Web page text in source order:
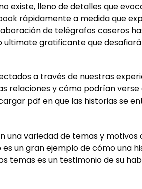
existe, lleno de detalles que
rápidamente a medida que
de telégrafos caseros
gratificante que
a través de nuestras
relaciones y cómo podrían
pdf en que las historias se
variedad de temas y motivos
un gran ejemplo de cómo una
temas es un testimonio de su